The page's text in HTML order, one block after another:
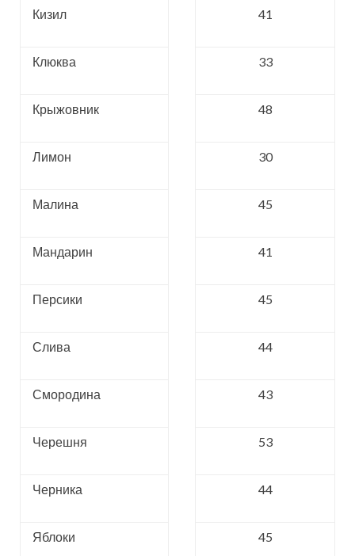
Кизил 41
Клюква 33
Крыжовник 48
Лимон 30
Малина 45
Мандарин 41
Персики 45
Слива 44
Смородина 43
Черешня 53
Черника 44
Яблоки 45